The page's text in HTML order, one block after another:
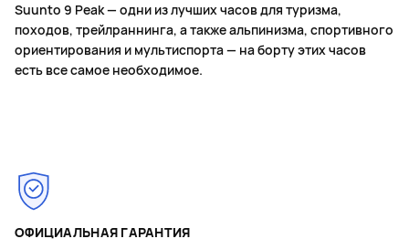
Suunto 9 Peak — одни из лучших часов для туризма,
походов, трейлраннинга, а также альпинизма, спортивного
ориентирования и мультиспорта — на борту этих часов
есть все самое необходимое.
ОФИЦИАЛЬНАЯ ГАРАНТИЯ